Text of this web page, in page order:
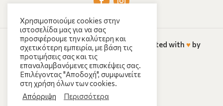
Copyright ©️2026 ΣΥΝΥΠΑΡΧΩ · Created with ♥️ by
Χρησιμοποιούμε cookies στην
ιστοσελίδα μας για να σας
προσφέρουμε την καλύτερη και
σχετικότερη εμπειρία, με βάση τις
προτιμήσεις σας και τις
επαναλαμβανόμενες επισκέψεις σας.
Επιλέγοντας "Αποδοχή", συμφωνείτε
στη χρήση όλων των cookies.
Απόρριψη
Περισσότερα